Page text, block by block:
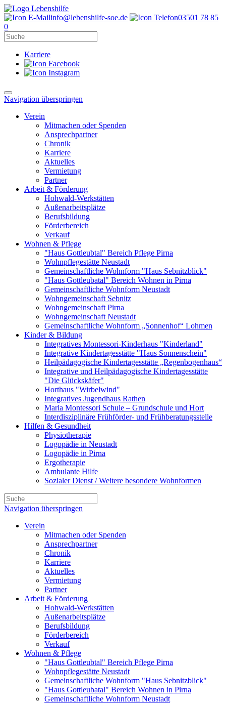
info@lebenshilfe-soe.de
03501 78 85
0
Karriere
Navigation überspringen
Verein
Mitmachen oder Spenden
Ansprechpartner
Chronik
Karriere
Aktuelles
Vermietung
Partner
Arbeit & Förderung
Hohwald-Werkstätten
Außenarbeitsplätze
Berufsbildung
Förderbereich
Verkauf
Wohnen & Pflege
"Haus Gottleubtal" Bereich Pflege Pirna
Wohnpflegestätte Neustadt
Gemeinschaftliche Wohnform "Haus Sebnitzblick"
"Haus Gottleubatal" Bereich Wohnen in Pirna
Gemeinschaftliche Wohnform Neustadt
Wohngemeinschaft Sebnitz
Wohngemeinschaft Pirna
Wohngemeinschaft Neustadt
Gemeinschaftliche Wohnform „Sonnenhof“ Lohmen
Kinder & Bildung
Integratives Montessori-Kinderhaus "Kinderland"
Integrative Kindertagesstätte "Haus Sonnenschein"
Heilpädagogische Kindertagesstätte „Regenbogenhaus“
Integrative und Heilpädagogische Kindertagesstätte
"Die Glückskäfer"
Horthaus "Wirbelwind"
Integratives Jugendhaus Rathen
Maria Montessori Schule – Grundschule und Hort
Interdisziplinäre Frühförder- und Frühberatungsstelle
Hilfen & Gesundheit
Physiotherapie
Logopädie in Neustadt
Logopädie in Pirna
Ergotherapie
Ambulante Hilfe
Sozialer Dienst / Weitere besondere Wohnformen
Navigation überspringen
Verein
Mitmachen oder Spenden
Ansprechpartner
Chronik
Karriere
Aktuelles
Vermietung
Partner
Arbeit & Förderung
Hohwald-Werkstätten
Außenarbeitsplätze
Berufsbildung
Förderbereich
Verkauf
Wohnen & Pflege
"Haus Gottleubtal" Bereich Pflege Pirna
Wohnpflegestätte Neustadt
Gemeinschaftliche Wohnform "Haus Sebnitzblick"
"Haus Gottleubatal" Bereich Wohnen in Pirna
Gemeinschaftliche Wohnform Neustadt